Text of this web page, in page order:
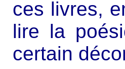
ces livres,
lire la
certain